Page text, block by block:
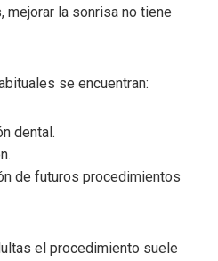
la sonrisa no tiene
se encuentran:
dental.
de futuros procedimientos
el procedimiento suele